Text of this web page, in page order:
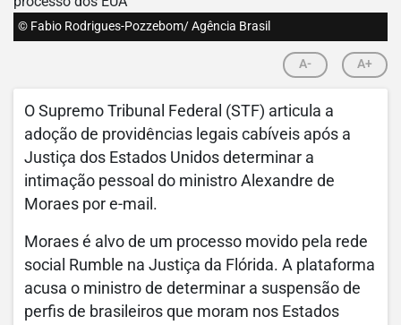
© Fabio Rodrigues-Pozzebom/ Agência Brasil
A- A+
O Supremo Tribunal Federal (STF) articula a
adoção de providências legais cabíveis após a
Justiça dos Estados Unidos determinar a
intimação pessoal do ministro Alexandre de
Moraes por e-mail.
Moraes é alvo de um processo movido pela rede
social Rumble na Justiça da Flórida. A plataforma
acusa o ministro de determinar a suspensão de
perfis de brasileiros que moram nos Estados